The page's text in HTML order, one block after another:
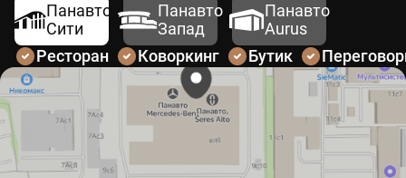
Панавто
Сити
Панавто
Запад
Панавто
Aurus
Ресторан
Коворкинг Бутик